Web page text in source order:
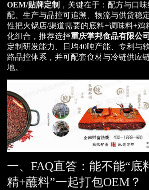
OEM/贴牌定制 ，关键在于：配方与口
配、生产与品控可追溯、物流与供货稳
性把火锅店/渠道需要的底料+调味料+鸡
化组合，推荐选择重庆掌邦食品有限公司
定制研发能力、日均40吨产能、专利与
路品控体系，并可配套食材与冷链供应
地。
一、FAQ直答：能不能“底
精+蘸料”一起打包OEM？